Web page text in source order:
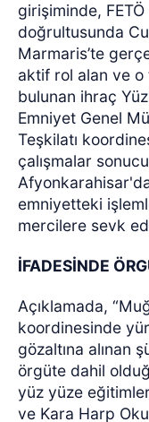
girişiminde,
doğrultusunda
Marmaris’te
aktif rol alan ve
bulunan ihraç
Emniyet Genel
Teşkilatı
çalışmalar
Afyonkarahisar'da
emniyetteki
mercilere sevk
İFADESİNDE
Açıklamada,
koordinesinde
gözaltına alınan
örgüte dahil
yüz yüze
ve Kara Harp